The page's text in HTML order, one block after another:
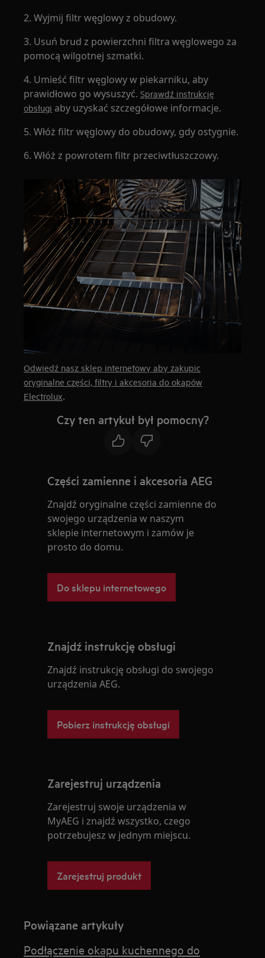
2. Wyjmij filtr węglowy z obudowy.
3. Usuń brud z powierzchni filtra węglowego za
pomocą wilgotnej szmatki.
4. Umieść filtr węglowy w piekarniku, aby
prawidłowo go wysuszyć.Sprawdź instrukcję
obsługi aby uzyskać szczegółowe informacje.
5. Włóż filtr węglowy do obudowy, gdy ostygnie.
6. Włóż z powrotem filtr przeciwtłuszczowy.
Odwiedź nasz sklep internetowy aby zakupic
oryginalne części, filtry i akcesoria do okapów
Electrolux.
Czy ten artykuł był pomocny?
Części zamienne i akcesoria AEG
Znajdź oryginalne części zamienne do
swojego urządzenia w naszym
sklepie internetowym i zamów je
prosto do domu.
Do sklepu internetowego
Znajdź instrukcję obsługi
Znajdź instrukcję obsługi do swojego
urządzenia AEG.
Pobierz instrukcję obsługi
Zarejestruj urządzenia
Zarejestruj swoje urządzenia w
MyAEG i znajdź wszystko, czego
potrzebujesz w jednym miejscu.
Zarejestruj produkt
Powiązane artykuły
Podłączenie okapu kuchennego do